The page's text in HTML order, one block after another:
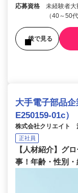
応募資格
未経験者
（40～50
後で見る
大手電子部品
E250159-01c）
株式会社クリエイト
正社員
【人材紹介】グ
事！年齢・性別